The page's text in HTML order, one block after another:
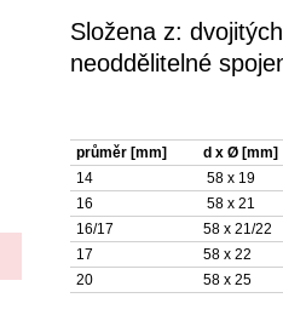
Složena z:
neoddělitelné
průměr [mm]
d x Ø [mm]
14
58 x 19
16
58 x 21
16/17
58 x 21/22
17
58 x 22
20
58 x 25